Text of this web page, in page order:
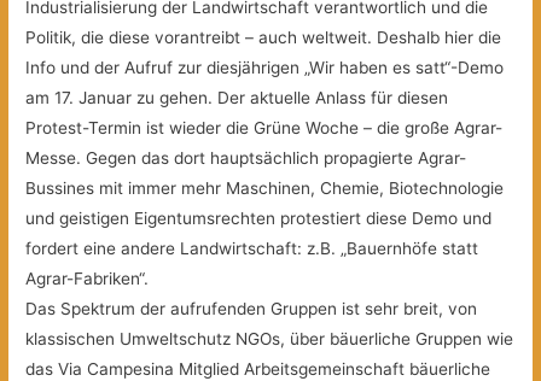
Industrialisierung der Landwirtschaft verantwortlich und die
Politik, die diese vorantreibt – auch weltweit. Deshalb hier die
Info und der Aufruf zur diesjährigen „Wir haben es satt“-Demo
am 17. Januar zu gehen. Der aktuelle Anlass für diesen
Protest-Termin ist wieder die Grüne Woche – die große Agrar-
Messe. Gegen das dort hauptsächlich propagierte Agrar-
Bussines mit immer mehr Maschinen, Chemie, Biotechnologie
und geistigen Eigentumsrechten protestiert diese Demo und
fordert eine andere Landwirtschaft: z.B. „Bauernhöfe statt
Agrar-Fabriken“.
Das Spektrum der aufrufenden Gruppen ist sehr breit, von
klassischen Umweltschutz NGOs, über bäuerliche Gruppen wie
das Via Campesina Mitglied Arbeitsgemeinschaft bäuerliche